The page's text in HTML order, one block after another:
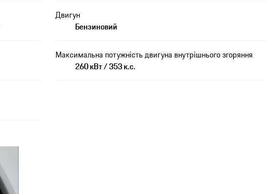
Двигун
Бензиновий
Максимальна потужність двигуна внутрішнього згоряння
260 кВт / 353 к.с.